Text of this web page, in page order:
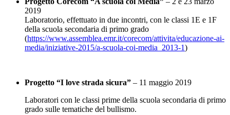
2019
Laboratorio, effettuato in due incontri, con le classi 1E e 1F
della scuola secondaria di primo grado
(https://www.assemblea.emr.it/corecom/attivita/educazione-ai-
media/iniziative-2015/a-scuola-coi-media_2013-1)
Progetto “I love strada sicura” – 11 maggio 2019
Laboratori con le classi prime della scuola secondaria di primo
grado sulle tematiche del bullismo.